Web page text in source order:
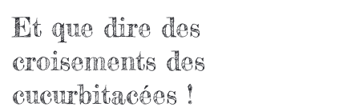
Et que dire des
croisements des
cucurbitacées !